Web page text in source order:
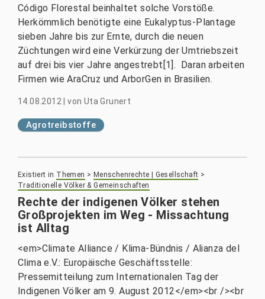
Código Florestal beinhaltet solche Vorstöße.
Herkömmlich benötigte eine Eukalyptus-Plantage
sieben Jahre bis zur Ernte, durch die neuen
Züchtungen wird eine Verkürzung der Umtriebszeit
auf drei bis vier Jahre angestrebt[1]. Daran arbeiten
Firmen wie AraCruz und ArborGen in Brasilien.
14.08.2012 |von Uta Grunert
Agrotreibstoffe
Existiert in Themen > Menschenrechte | Gesellschaft >
Traditionelle Völker & Gemeinschaften
Rechte der indigenen Völker stehen
Großprojekten im Weg - Missachtung
ist Alltag
<em>Climate Alliance / Klima-Bündnis / Alianza del
Clima e.V.: Europäische Geschäftsstelle:
Pressemitteilung zum Internationalen Tag der
Indigenen Völker am 9. August 2012</em><br /><br